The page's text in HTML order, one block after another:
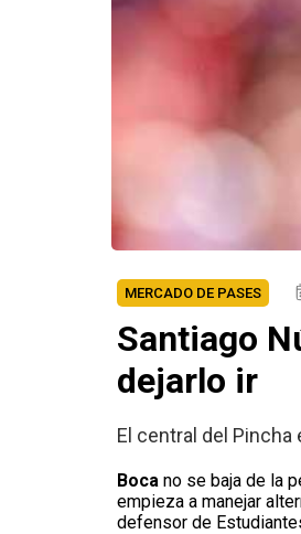
MERCADO DE PASES
Santiago
dejarlo ir
El central del
Boca no se baja de la
empieza a manejar
defensor de